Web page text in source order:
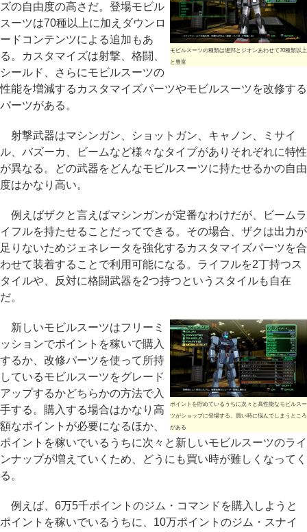
モビルスーツの種類は連邦とジオンあわせて70種類以上
と豊富
ズの自由度の高さだ。登場モビル
スーツは70種以上に加えダウンロ
ードコンテンツによる追加もあ
る。カスタマイズは射撃、格闘、
シールド、さらにモビルスーツの
性能を増減するカスタマイズパーツやモビルスーツを改修する
パーツがある。
射撃武器はマシンガン、ショットガン、キャノン、ミサイ
ル、バズーカ、ビームなど様々なタイプがありそれぞれに特性
が異なる。どの武器をどんなモビルスーツに持たせるかの自由
度はかなり高い。
例えばザクと言えばマシンガンが定番なわけだが、ビームラ
イフルを持たせることだってできる。その場合、ザクは出力が
足りないためジェネレータを強化するカスタマイズパーツを合
わせて装着することで利用可能になる。ライフルを2丁持つス
タイルや、反対に格闘武器を2つ持つというスタイルも自在
だ。
ポイントを貯めているうちに次々と高性能なモビルスー
ツがショップに登場する。買い時に悩んでしまうところ
がある
新しいモビルスーツはフリーミ
ッションでポイントを稼いで購入
するか、改修パーツを使って所持
しているモビルスーツをグレード
アップするかどちらかの方法で入
手する。購入する場合はかなり高
額なポイントが必要になるほか、
ポイントを稼いでいるうちに次々と新しいモビルスーツのライ
ンナップが増えていくため、どうにも買い時が難しくなってく
る。
例えば、6万5千ポイントのジム・コマンドを購入しようと
ポイントを稼いでいるうちに、10万ポイントのジム・スナイ